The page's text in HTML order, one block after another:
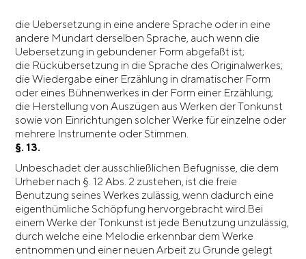
die Uebersetzung in eine andere Sprache oder in eine
andere Mundart derselben Sprache, auch wenn die
Uebersetzung in gebundener Form abgefaßt ist;
die Rückübersetzung in die Sprache des Originalwerkes;
die Wiedergabe einer Erzählung in dramatischer Form
oder eines Bühnenwerkes in der Form einer Erzählung;
die Herstellung von Auszügen aus Werken der Tonkunst
sowie von Einrichtungen solcher Werke für einzelne oder
mehrere Instrumente oder Stimmen.
§. 13.
Unbeschadet der ausschließlichen Befugnisse, die dem
Urheber nach §. 12 Abs. 2 zustehen, ist die freie
Benutzung seines Werkes zulässig, wenn dadurch eine
eigenthümliche Schöpfung hervorgebracht wird.Bei
einem Werke der Tonkunst ist jede Benutzung unzulässig,
durch welche eine Melodie erkennbar dem Werke
entnommen und einer neuen Arbeit zu Grunde gelegt